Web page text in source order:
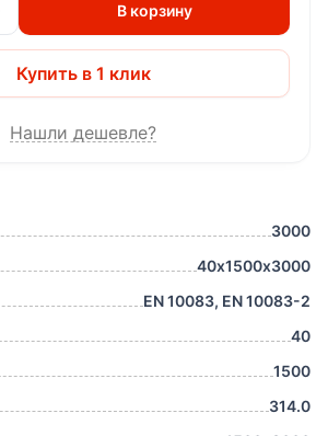
3000
40х1500х3000
EN 10083, EN 10083-2
40
1500
314.0
В корзину
Купить в 1 клик
Нашли дешевле?